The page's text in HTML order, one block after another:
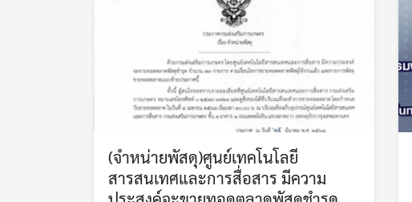
(จำหน่ายพัสดุ)ศูนย์เทคโนโลยี
สารสนเทศและการสื่อสาร มีความ